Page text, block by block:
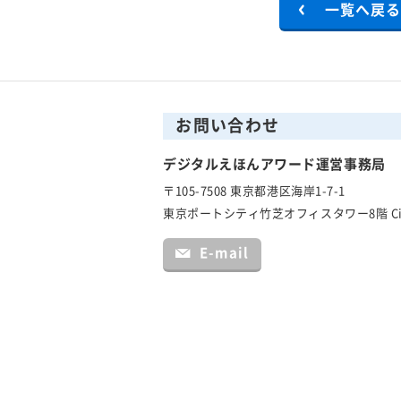
一覧へ戻る
お問い合わせ
デジタルえほんアワード運営事務局
〒105-7508 東京都港区海岸1-7-1
東京ポートシティ竹芝オフィスタワー8階
E-mail